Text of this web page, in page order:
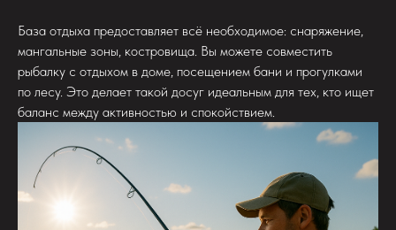
База отдыха предоставляет всё необходимое: снаряжение,
мангальные зоны, костровища. Вы можете совместить
рыбалку с отдыхом в доме, посещением бани и прогулками
по лесу. Это делает такой досуг идеальным для тех, кто ищет
баланс между активностью и спокойствием.